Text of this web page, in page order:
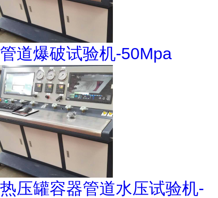
管道爆破试验机-50Mpa
热压罐容器管道水压试验机-